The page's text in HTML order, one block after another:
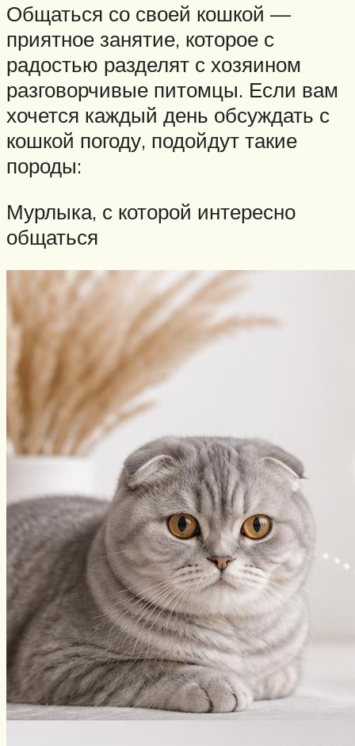
Общаться со своей кошкой —
приятное занятие, которое с
радостью разделят с хозяином
разговорчивые питомцы. Если вам
хочется каждый день обсуждать с
кошкой погоду, подойдут такие
породы:
Мурлыка, с которой интересно
общаться